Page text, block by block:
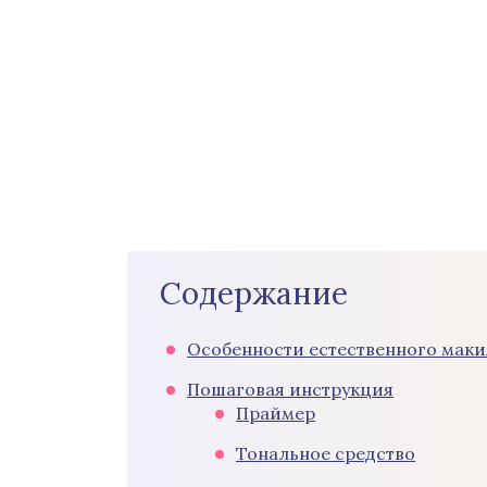
Содержание
Особенности естественного
Пошаговая инструкция
Праймер
Тональное средство